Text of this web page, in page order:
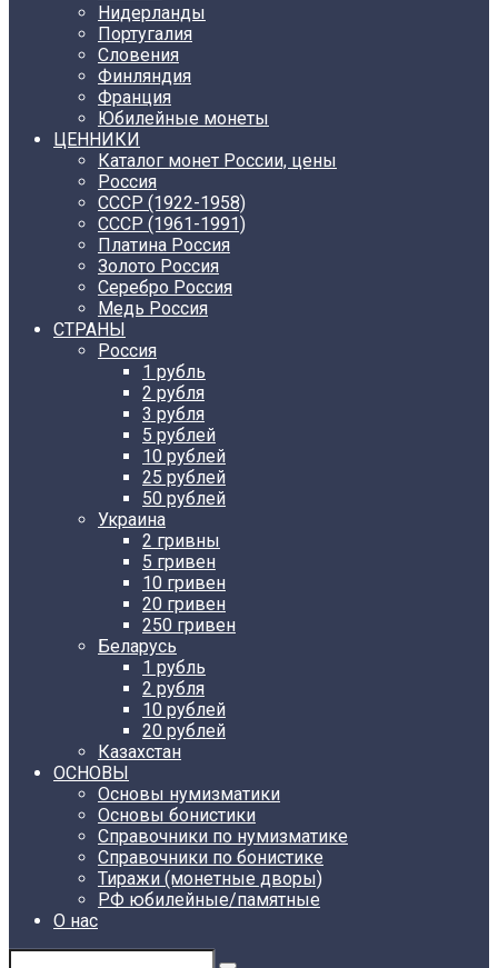
Нидерланды
Португалия
Словения
Финляндия
Франция
Юбилейные монеты
ЦЕННИКИ
Каталог монет России, цены
Россия
СССР (1922-1958)
CCCР (1961-1991)
Платина Россия
Золото Россия
Серебро Россия
Медь Россия
СТРАНЫ
Россия
1 рубль
2 рубля
3 рубля
5 рублей
10 рублей
25 рублей
50 рублей
Украина
2 гривны
5 гривен
10 гривен
20 гривен
250 гривен
Беларусь
1 рубль
2 рубля
10 рублей
20 рублей
Казахстан
ОСНОВЫ
Основы нумизматики
Основы бонистики
Справочники по нумизматике
Справочники по бонистике
Тиражи (монетные дворы)
РФ юбилейные/памятные
О нас